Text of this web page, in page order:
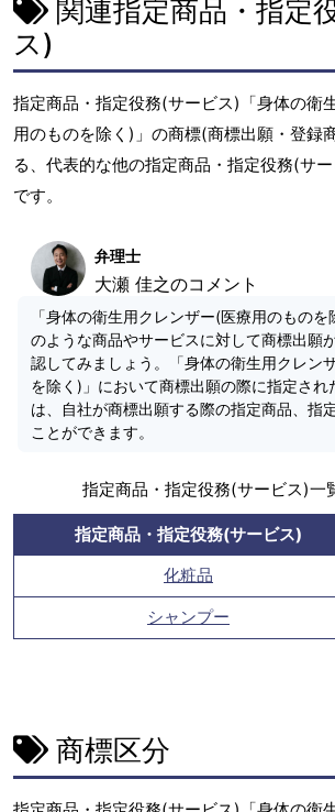
関連指定商品・指定
ス)
指定商品・指定役務(サービス)「身体の衛
用のものを除く)」の商標(商標出願・登録
る、代表的な他の指定商品・指定役務(サ
です。
弁理士
大瀬 佳之のコメント
「身体の衛生用クレンザー(医療用のもの
のような商品やサービスに対して商標出願
認してみましょう。「身体の衛生用クレン
を除く)」において商標出願の際に指定され
は、自社が商標出願する際の指定商品、指
ことができます。
指定商品・指定役務(サービス)一
指定商品・指定役務(サービス)
化粧品
シャンプー
商標区分